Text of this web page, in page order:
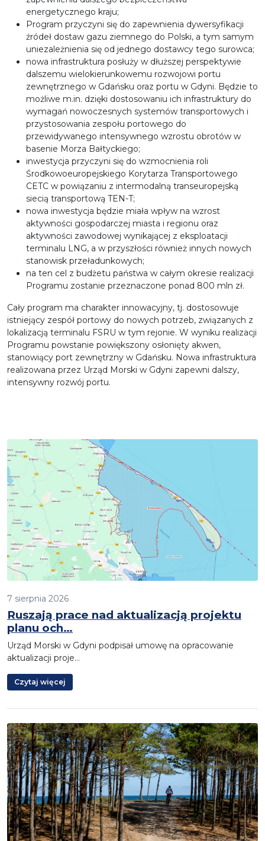
energetycznego kraju;
Program przyczyni się do zapewnienia dywersyfikacji
źródeł dostaw gazu ziemnego do Polski, a tym samym
uniezależnienia się od jednego dostawcy tego surowca;
nowa infrastruktura posłuży w dłuższej perspektywie
dalszemu wielokierunkowemu rozwojowi portu
zewnętrznego w Gdańsku oraz portu w Gdyni. Będzie to
możliwe m.in. dzięki dostosowaniu ich infrastruktury do
wymagań nowoczesnych systemów transportowych i
przystosowania zespołu portowego do
przewidywanego intensywnego wzrostu obrotów w
basenie Morza Bałtyckiego;
inwestycja przyczyni się do wzmocnienia roli
Środkowoeuropejskiego Korytarza Transportowego
CETC w powiązaniu z intermodalną transeuropejską
siecią transportową TEN-T;
nowa inwestycja będzie miała wpływ na wzrost
aktywności gospodarczej miasta i regionu oraz
aktywności zawodowej wynikającej z eksploatacji
terminalu LNG, a w przyszłości również innych nowych
stanowisk przeładunkowych;
na ten cel z budżetu państwa w całym okresie realizacji
Programu zostanie przeznaczone ponad 800 mln zł.
Cały program ma charakter innowacyjny, tj. dostosowuje
istniejący zespół portowy do nowych potrzeb, związanych z
lokalizacją terminalu FSRU w tym rejonie. W wyniku realizacji
Programu powstanie powiększony osłonięty akwen,
stanowiący port zewnętrzny w Gdańsku. Nowa infrastruktura
realizowana przez Urząd Morski w Gdyni zapewni dalszy,
intensywny rozwój portu.
7 sierpnia 2026
Ruszają prace nad aktualizacją projektu
planu och…
Urząd Morski w Gdyni podpisał umowę na opracowanie
aktualizacji proje…
Czytaj więcej